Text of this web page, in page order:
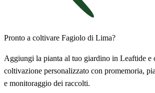
Pronto a coltivare Fagiolo di Lima?
Aggiungi la pianta al tuo giardino in Leaftide e
coltivazione personalizzato con promemoria,
e monitoraggio dei raccolti.